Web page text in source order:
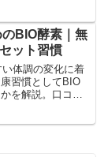
BIO酵素｜無
ット習慣
体調の変化に着
習慣としてBIO
を解説。口コミ